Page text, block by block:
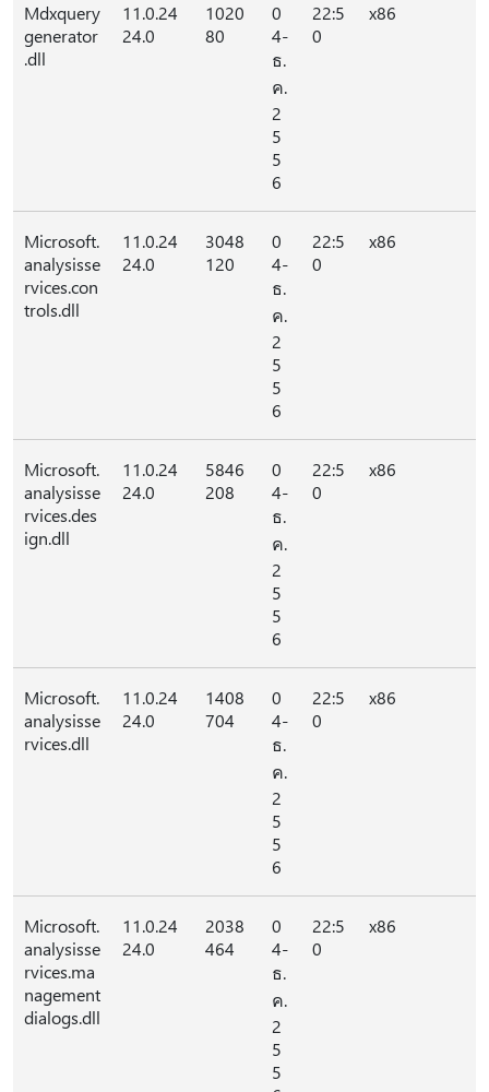
Mdxquery
generator
.dll
11.0.24
24.0
1020
80
0
4-
ธ.
ค.
2
5
5
6
22:5
0
x86
Microsoft.
analysisse
rvices.con
trols.dll
11.0.24
24.0
3048
120
0
4-
ธ.
ค.
2
5
5
6
22:5
0
x86
Microsoft.
analysisse
rvices.des
ign.dll
11.0.24
24.0
5846
208
0
4-
ธ.
ค.
2
5
5
6
22:5
0
x86
Microsoft.
analysisse
rvices.dll
11.0.24
24.0
1408
704
0
4-
ธ.
ค.
2
5
5
6
22:5
0
x86
Microsoft.
analysisse
rvices.ma
nagement
dialogs.dll
11.0.24
24.0
2038
464
0
4-
ธ.
ค.
2
5
5
22:5
0
x86